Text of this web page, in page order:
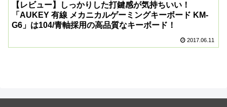
【レビュー】しっかりした打鍵感が気持ちいい！
「AUKEY 有線 メカニカルゲーミングキーボード KM-
G6」は104/青軸採用の高品質なキーボード！
2017.06.11